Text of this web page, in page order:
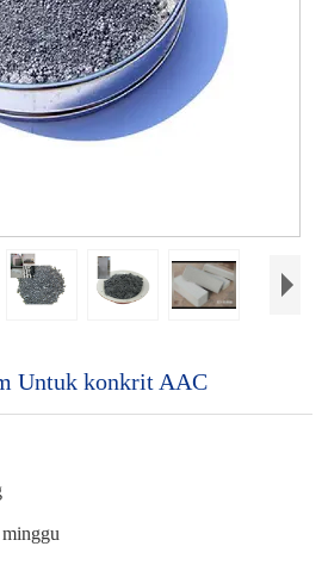
Untuk konkrit AAC
minggu